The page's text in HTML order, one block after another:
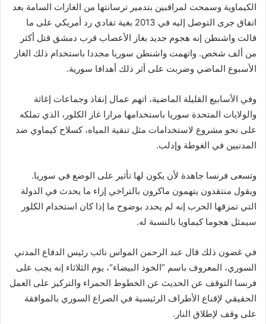
الكيماوية وسمحت لمراقبين بتدمير ترسانتها من الغازات السامة بعد
اتفاق جرى التوصل إليه في 2013 بغية تفادي رد أمريكي على ما
قالت واشنطن إنه هجوم جديد بغاز الأعصاب قرب دمشق قتل أكثر
من ألف شخص. واتهمت واشنطن سوريا مجددا باستخدام ذلك الغاز
الأسبوع الماضي وضربت على أثر ذلك أهدافا سورية.
وفي الأسابيع القليلة الماضية، اتهم عمال إنقاذ وجماعات إغاثة
والولايات المتحدة سوريا باستخدامها مرارا غاز الكلور، الذي تملكه
على نحو مشروع لاستخدامات مثل تنقية المياه، كسلاح كيماوي ضد
المدنيين في الغوطة وإدلب.
وتسعى فرنسا جاهدة لأن يكون لها تأثير على الوضع في سوريا.
ويقول منتقدون يتهمون ماكرون بالتراخي إزاء ما يحدث في الدولة
التي تمزقها الحرب إنه لم يحدد بوضوح ما إذا كان استخدام الكلور
سيمثل هجوما كيماويا بالنسبة له.
في غضون ذلك قال عبد الرحمن المواس نائب رئيس الدفاع المدني
السوري، المعروف باسم ”الخوذ البيضاء“، يوم الثلاثاء إنه يجب على
فرنسا التوقف عن الحديث عن الخطوط الحمراء والتركيز على العمل
الحقيقي لإقناع الأطراف الرئيسية في الصراع السوري بالموافقة
على وقف لإطلاق النار.